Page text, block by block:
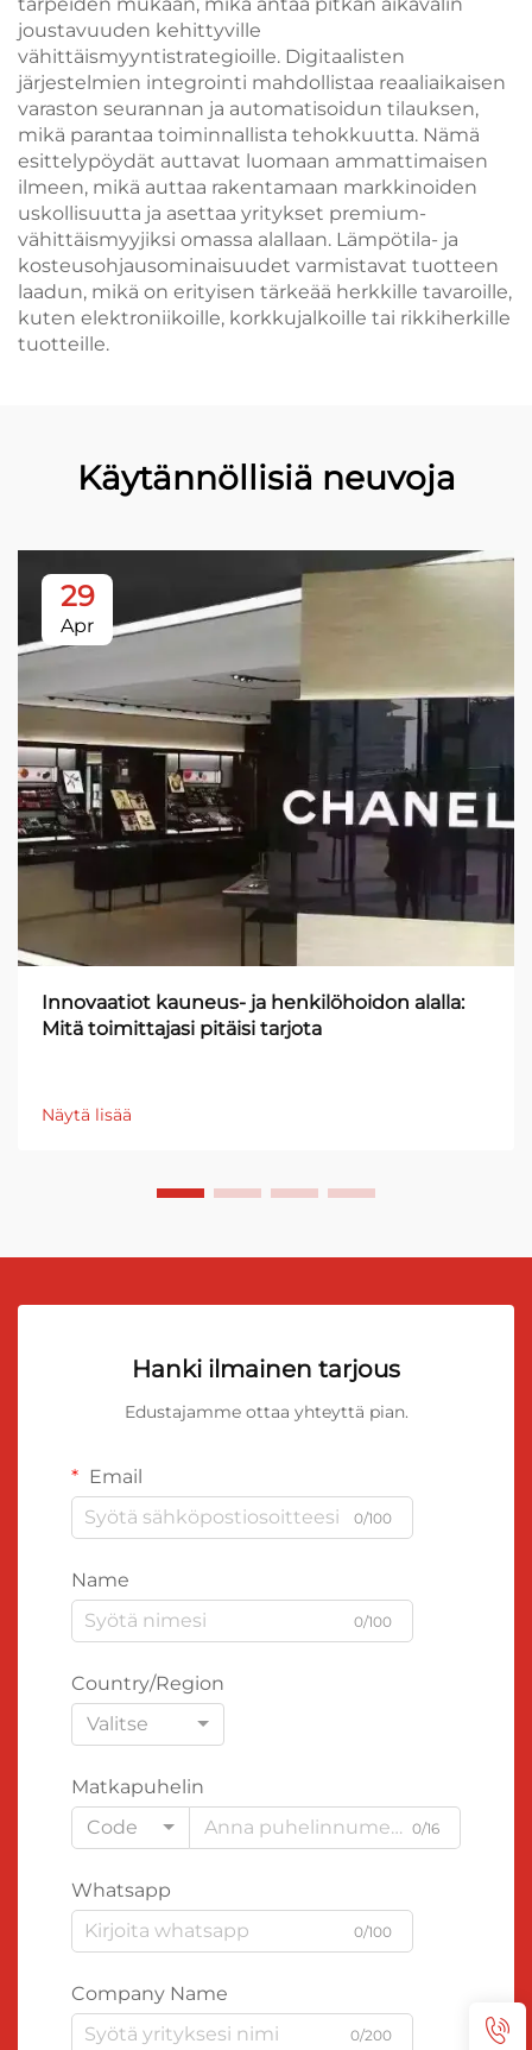
joustavuuden kehittyville
vähittäismyyntistrategioille. Digitaalisten
järjestelmien integrointi mahdollistaa reaaliaikaisen
varaston seurannan ja automatisoidun tilauksen,
mikä parantaa toiminnallista tehokkuutta. Nämä
esittelypöydät auttavat luomaan ammattimaisen
ilmeen, mikä auttaa rakentamaan markkinoiden
uskollisuutta ja asettaa yritykset premium-
vähittäismyyjiksi omassa alallaan. Lämpötila- ja
kosteusohjausominaisuudet varmistavat tuotteen
laadun, mikä on erityisen tärkeää herkkille tavaroille,
kuten elektroniikoille, korkkujalkoille tai rikkiherkille
tuotteille.
Käytännöllisiä neuvoja
29
Apr
Innovaatiot kauneus- ja henkilöhoidon alalla:
Mitä toimittajasi pitäisi tarjota
Näytä lisää
Hanki ilmainen tarjous
Edustajamme ottaa yhteyttä pian.
Email
0/100
Name
0/100
Country/Region
Valitse
Matkapuhelin
Code
0/16
Whatsapp
0/100
Company Name
0/200